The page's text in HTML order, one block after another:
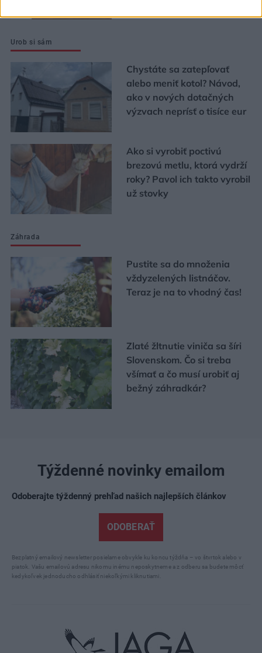
Urob si sám
Chystáte sa zatepľovať
alebo meniť kotol? Návod,
ako v nových dotačných
výzvach neprísť o tisíce eur
Ako si vyrobiť poctivú
brezovú metlu, ktorá vydrží
roky? Pavol ich takto vyrobil
už stovky
Záhrada
Pustite sa do množenia
vždyzelených listnáčov.
Teraz je na to vhodný čas!
Zlaté žltnutie viniča sa šíri
Slovenskom. Čo si treba
všímať a čo musí urobiť aj
bežný záhradkár?
Týždenné novinky emailom
Odoberajte týždenný prehľad našich najlepších článkov
ODOBERAŤ
Bezplatný emailový newsletter posielame obvykle ku koncu týždňa – vo štvrtok alebo v
piatok. Vašu emailovú adresu nikomu inému neposkytneme a z odberu sa budete môcť
kedykoľvek jednoducho odhlásiť niekoľkými kliknutiami.